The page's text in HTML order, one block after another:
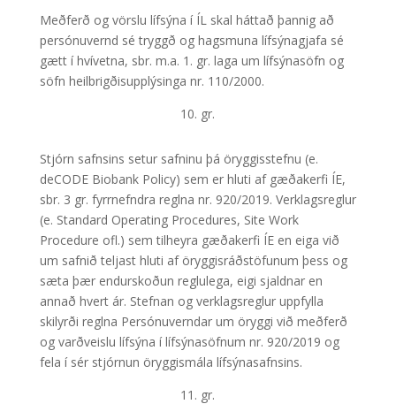
Meðferð og vörslu lífsýna í ÍL skal háttað þannig að
persónuvernd sé tryggð og hagsmuna lífsýnagjafa sé
gætt í hvívetna, sbr. m.a. 1. gr. laga um lífsýnasöfn og
söfn heilbrigðisupplýsinga nr. 110/2000.
10. gr.
Stjórn safnsins setur safninu þá öryggisstefnu (e.
deCODE Biobank Policy) sem er hluti af gæðakerfi ÍE,
sbr. 3 gr. fyrrnefndra reglna nr. 920/2019. Verklagsreglur
(e. Standard Operating Procedures, Site Work
Procedure ofl.) sem tilheyra gæðakerfi ÍE en eiga við
um safnið teljast hluti af öryggisráðstöfunum þess og
sæta þær endurskoðun reglulega, eigi sjaldnar en
annað hvert ár. Stefnan og verklagsreglur uppfylla
skilyrði reglna Persónuverndar um öryggi við meðferð
og varðveislu lífsýna í lífsýnasöfnum nr. 920/2019 og
fela í sér stjórnun öryggismála lífsýnasafnsins.
11. gr.